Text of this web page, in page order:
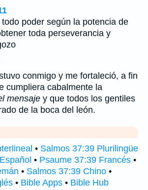
poder según la potencia de
toda perseverancia y
conmigo y me fortaleció, a fin
cumpliera cabalmente la
mensaje y que todos los gentiles
de la boca del león.
• Salmos 37:39 Plurilingüe
• Psaume 37:39 Francés •
• Salmos 37:39 Chino •
• Bible Apps • Bible Hub